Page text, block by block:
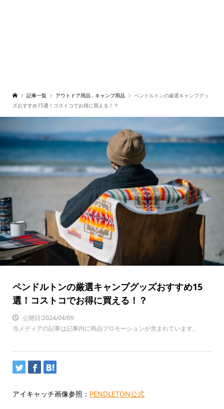
記事一覧 アウトドア用品 , キャンプ用品
ペンドルトンの厳選キャンプグッ
ズおすすめ15選！コストコでお得に買える！？
ペンドルトンの厳選キャンプグッズおすすめ15
選！コストコでお得に買える！？
公開日:2024/04/09
当メディアの記事は記事内に商品プロモーションが含まれています。
アイキャッチ画像参照： PENDLETON公式